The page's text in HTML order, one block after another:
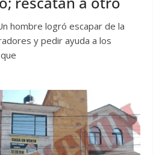
hombre logró escapar de la
y pedir ayuda a los